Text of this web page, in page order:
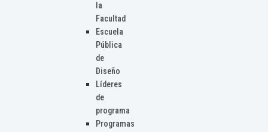
la
Facultad
Escuela
Pública
de
Diseño
Líderes
de
programa
Programas